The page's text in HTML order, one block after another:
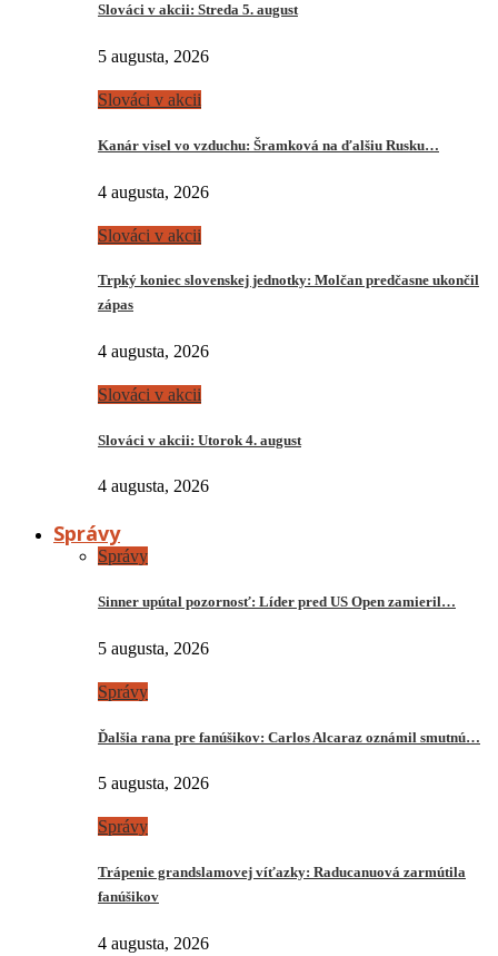
Slováci v akcii: Streda 5. august
5 augusta, 2026
Slováci v akcii
Kanár visel vo vzduchu: Šramková na ďalšiu Rusku…
4 augusta, 2026
Slováci v akcii
Trpký koniec slovenskej jednotky: Molčan predčasne ukončil
zápas
4 augusta, 2026
Slováci v akcii
Slováci v akcii: Utorok 4. august
4 augusta, 2026
Správy
Správy
Sinner upútal pozornosť: Líder pred US Open zamieril…
5 augusta, 2026
Správy
Ďalšia rana pre fanúšikov: Carlos Alcaraz oznámil smutnú…
5 augusta, 2026
Správy
Trápenie grandslamovej víťazky: Raducanuová zarmútila
fanúšikov
4 augusta, 2026